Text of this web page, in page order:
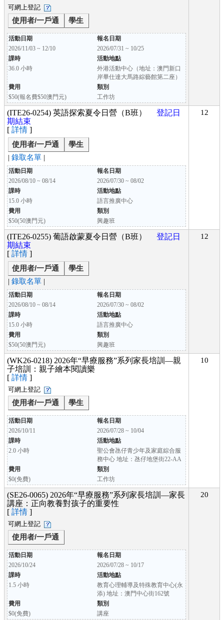
可網上登記
使用者/一戶通 學生
活動日期
報名日期
2026/11/03 ~ 12/10
2026/07/31 ~ 10/25
課時
活動地點
36.0 小時
外港活動中心（地址：澳門新口
岸畢仕達大馬路綜藝館第二座）
費用
類別
$50(報名費$50澳門元)
工作坊
(ITE26-0254) 英語探索夏令日營（B班） 登記日
期結束
[ 詳情 ]
使用者/一戶通
學生
| 錄取名單 |
活動日期
報名日期
2026/08/10 ~ 08/14
2026/07/30 ~ 08/02
課時
活動地點
15.0 小時
語言推廣中心
費用
類別
$50(50澳門元)
興趣班
12
(ITE26-0255) 葡語啟蒙夏令日營（B班） 登記日
期結束
[ 詳情 ]
使用者/一戶通
學生
| 錄取名單 |
活動日期
報名日期
2026/08/10 ~ 08/14
2026/07/30 ~ 08/02
課時
活動地點
15.0 小時
語言推廣中心
費用
類別
$50(50澳門元)
興趣班
12
(WK26-0218) 2026年“早療服務”系列家長培訓—親
子培訓：親子繪本閱讀樂
[ 詳情 ]
可網上登記
使用者/一戶通 學生
活動日期
報名日期
2026/10/11
2026/07/28 ~ 10/04
課時
活動地點
2.0 小時
聖公會氹仔青少年及家庭綜合服
務中心 地址：氹仔地堡街22-AA
費用
類別
$0(免費)
工作坊
10
(SE26-0065) 2026年“早療服務”系列家長培訓—家長
講座：正向教養對孩子的重要性
[ 詳情 ]
可網上登記
使用者/一戶通
活動日期
報名日期
2026/10/24
2026/07/28 ~ 10/17
課時
活動地點
1.5 小時
教育心理輔導及特殊教育中心(永
添) 地址：澳門中心街162號
費用
類別
$0(免費)
講座
20